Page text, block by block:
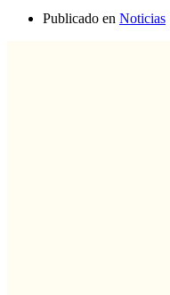
Publicado en Noticias